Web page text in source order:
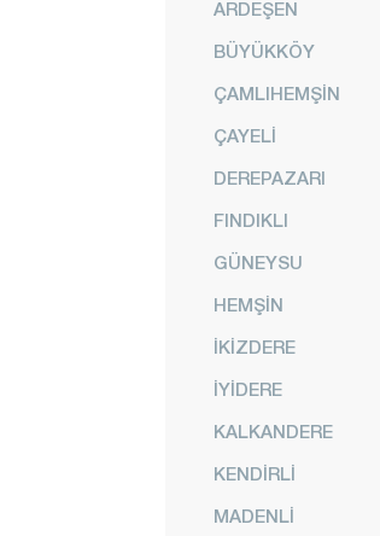
ARDEŞEN
BÜYÜKKÖY
ÇAMLIHEMŞİN
ÇAYELİ
DEREPAZARI
FINDIKLI
GÜNEYSU
HEMŞİN
İKİZDERE
İYİDERE
KALKANDERE
KENDİRLİ
MADENLİ